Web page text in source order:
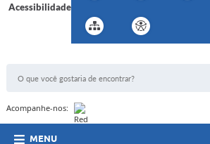
Acessibilidade
Acompanhe-nos:
MENU